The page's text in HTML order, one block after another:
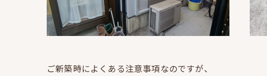
ご新築時によくある注意事項なのですが、